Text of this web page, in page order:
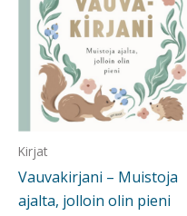
Kirjat
Vauvakirjani – Muistoja
ajalta, jolloin olin pieni